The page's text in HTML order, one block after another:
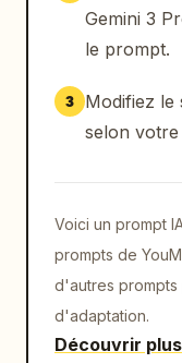
Gemini 3
le prompt.
3
Modifiez le
selon votre
Voici un prompt
prompts de
d'autres
d'adaptation.
Découvrir